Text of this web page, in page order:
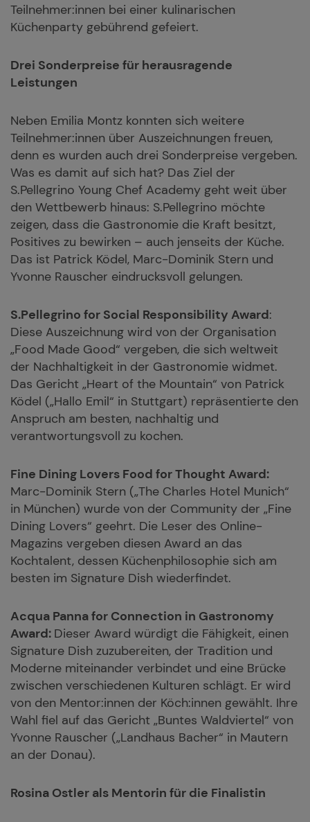
Teilnehmer:innen bei einer kulinarischen
Küchenparty gebührend gefeiert.
Drei Sonderpreise für herausragende
Leistungen
Neben Emilia Montz konnten sich weitere
Teilnehmer:innen über Auszeichnungen freuen,
denn es wurden auch drei Sonderpreise vergeben.
Was es damit auf sich hat? Das Ziel der
S.Pellegrino Young Chef Academy geht weit über
den Wettbewerb hinaus: S.Pellegrino möchte
zeigen, dass die Gastronomie die Kraft besitzt,
Positives zu bewirken – auch jenseits der Küche.
Das ist Patrick Ködel, Marc-Dominik Stern und
Yvonne Rauscher eindrucksvoll gelungen.
S.Pellegrino for Social Responsibility Award:
Diese Auszeichnung wird von der Organisation
„Food Made Good“ vergeben, die sich weltweit
der Nachhaltigkeit in der Gastronomie widmet.
Das Gericht „Heart of the Mountain“ von Patrick
Ködel („Hallo Emil“ in Stuttgart) repräsentierte den
Anspruch am besten, nachhaltig und
verantwortungsvoll zu kochen.
Fine Dining Lovers Food for Thought Award:
Marc-Dominik Stern („The Charles Hotel Munich“
in München) wurde von der Community der „Fine
Dining Lovers“ geehrt. Die Leser des Online-
Magazins vergeben diesen Award an das
Kochtalent, dessen Küchenphilosophie sich am
besten im Signature Dish wiederfindet.
Acqua Panna for Connection in Gastronomy
Award: Dieser Award würdigt die Fähigkeit, einen
Signature Dish zuzubereiten, der Tradition und
Moderne miteinander verbindet und eine Brücke
zwischen verschiedenen Kulturen schlägt. Er wird
von den Mentor:innen der Köch:innen gewählt. Ihre
Wahl fiel auf das Gericht „Buntes Waldviertel“ von
Yvonne Rauscher („Landhaus Bacher“ in Mautern
an der Donau).
Rosina Ostler als Mentorin für die Finalistin